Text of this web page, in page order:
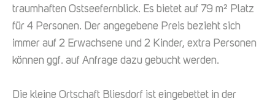
traumhaften Ostseefernblick. Es bietet auf 79 m² Platz
für 4 Personen. Der angegebene Preis bezieht sich
immer auf 2 Erwachsene und 2 Kinder, extra Personen
können ggf. auf Anfrage dazu gebucht werden.
Die kleine Ortschaft Bliesdorf ist eingebettet in der